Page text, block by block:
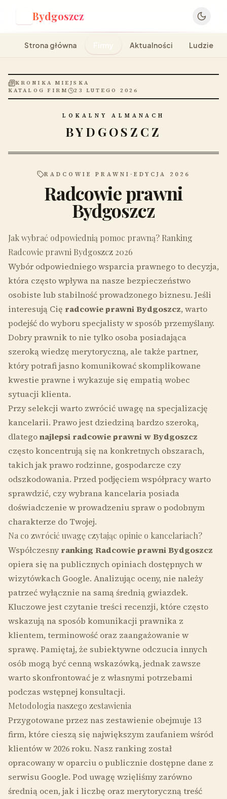
Bydgoszcz
Strona główna Firmy Aktualności Ludzie
KRONIKA MIEJSKA
KATALOG FIRM
23 LUTEGO 2026
LOKALNY ALMANACH
BYDGOSZCZ
RADCOWIE PRAWNI · EDYCJA 2026
Radcowie prawni
Bydgoszcz
Jak wybrać odpowiednią pomoc prawną? Ranking
Radcowie prawni Bydgoszcz 2026
Wybór odpowiedniego wsparcia prawnego to decyzja,
która często wpływa na nasze bezpieczeństwo
osobiste lub stabilność prowadzonego biznesu. Jeśli
interesują Cię radcowie prawni Bydgoszcz, warto
podejść do wyboru specjalisty w sposób przemyślany.
Dobry prawnik to nie tylko osoba posiadająca
szeroką wiedzę merytoryczną, ale także partner,
który potrafi jasno komunikować skomplikowane
kwestie prawne i wykazuje się empatią wobec
sytuacji klienta.
Przy selekcji warto zwrócić uwagę na specjalizację
kancelarii. Prawo jest dziedziną bardzo szeroką,
dlategonajlepsi radcowie prawni w Bydgoszcz
często koncentrują się na konkretnych obszarach,
takich jak prawo rodzinne, gospodarcze czy
odszkodowania. Przed podjęciem współpracy warto
sprawdzić, czy wybrana kancelaria posiada
doświadczenie w prowadzeniu spraw o podobnym
charakterze do Twojej.
Na co zwrócić uwagę czytając opinie o kancelariach?
Współczesny ranking Radcowie prawni Bydgoszcz
opiera się na publicznych opiniach dostępnych w
wizytówkach Google. Analizując oceny, nie należy
patrzeć wyłącznie na samą średnią gwiazdek.
Kluczowe jest czytanie treści recenzji, które często
wskazują na sposób komunikacji prawnika z
klientem, terminowość oraz zaangażowanie w
sprawę. Pamiętaj, że subiektywne odczucia innych
osób mogą być cenną wskazówką, jednak zawsze
warto skonfrontować je z własnymi potrzebami
podczas wstępnej konsultacji.
Metodologia naszego zestawienia
Przygotowane przez nas zestawienie obejmuje 13
firm, które cieszą się największym zaufaniem wśród
klientów w 2026 roku. Nasz ranking został
opracowany w oparciu o publicznie dostępne dane z
serwisu Google. Pod uwagę wzięliśmy zarówno
średnią ocen, jak i liczbę oraz merytoryczną treść